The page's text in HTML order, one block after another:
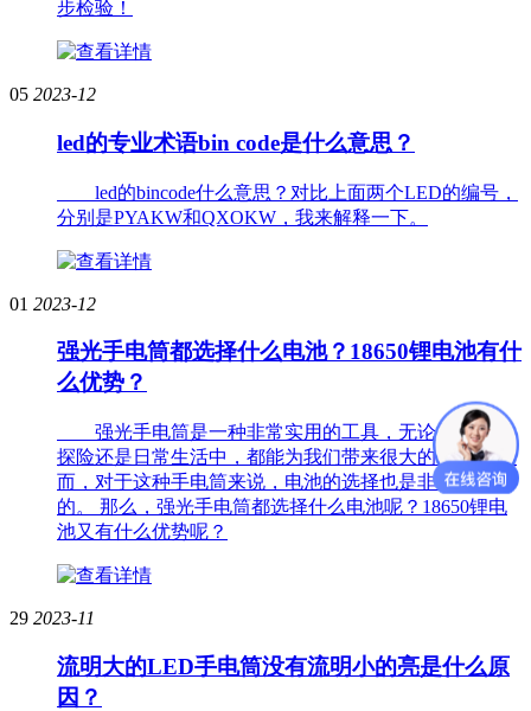
步检验！
05 2023-12
led的专业术语bin code是什么意思？
led的bincode什么意思？对比上面两个LED的编号，
分别是PYAKW和QXOKW，我来解释一下。
01 2023-12
强光手电筒都选择什么电池？18650锂电池有什
么优势？
强光手电筒是一种非常实用的工具，无论是在户外
探险还是日常生活中，都能为我们带来很大的便利。 然
而，对于这种手电筒来说，电池的选择也是非常重要
的。 那么，强光手电筒都选择什么电池呢？18650锂电
池又有什么优势呢？
29 2023-11
流明大的LED手电筒没有流明小的亮是什么原
因？